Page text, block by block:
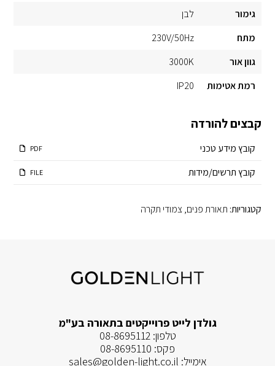
גימור
לבן
מתח
230V/50Hz
גוון אור
3000K
רמת אטימות
IP20
קבצים להורדה
קובץ מידע טכני PDF
קובץ תרשים/מידות FILE
קטגוריות: תאורת פנים, צמודי תקרה
גולדן לייט פרוייקטים בתאורה בע"מ
טלפון:08-8695112
פקס: 08-8695110
אימייל: sales@golden-light.co.il